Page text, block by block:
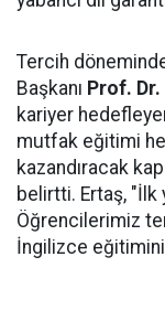
Tercih
Başkanı Prof.
kariyer
mutfak eğitimi
kazandıracak
belirtti. Ertaş, "İlk
Öğrencilerimiz
İngilizce